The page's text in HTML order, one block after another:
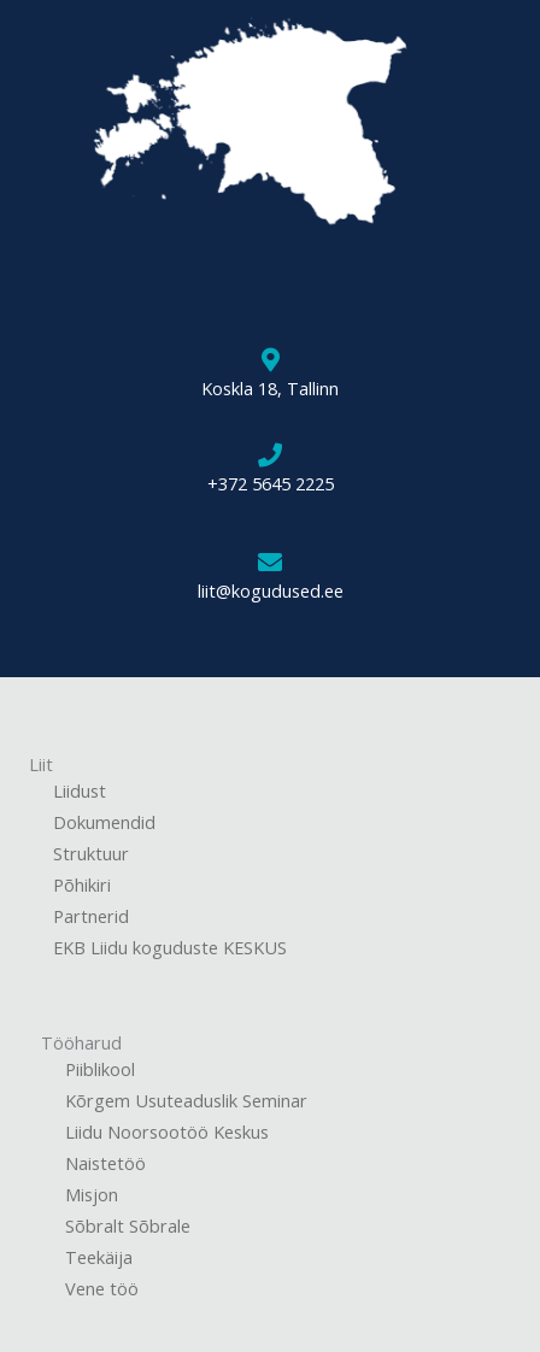
Koskla 18, Tallinn
+372 5645 2225
liit@kogudused.ee
Liit
Liidust
Dokumendid
Struktuur
Põhikiri
Partnerid
EKB Liidu koguduste KESKUS
Tööharud
Piiblikool
Kõrgem Usuteaduslik Seminar
Liidu Noorsootöö Keskus
Naistetöö
Misjon
Sõbralt Sõbrale
Teekäija
Vene töö